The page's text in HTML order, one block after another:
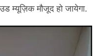
म्यूज़िक मौजूद हो जायेगा.